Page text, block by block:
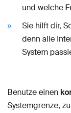
und welche
Sie hilft dir,
denn alle
System
Benutze einen
Systemgrenze,